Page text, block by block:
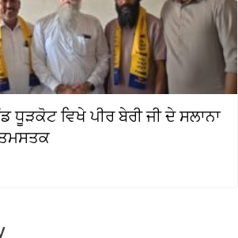
ਧੂੜਕੋਟ ਵਿਖੇ ਪੀਰ ਬੇਰੀ ਜੀ ਦੇ ਸਲਾਨਾ